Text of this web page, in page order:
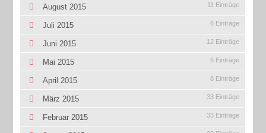
August 2015 11 Einträge
Juli 2015 6 Einträge
Juni 2015 12 Einträge
Mai 2015 6 Einträge
April 2015 8 Einträge
März 2015 33 Einträge
Februar 2015 33 Einträge